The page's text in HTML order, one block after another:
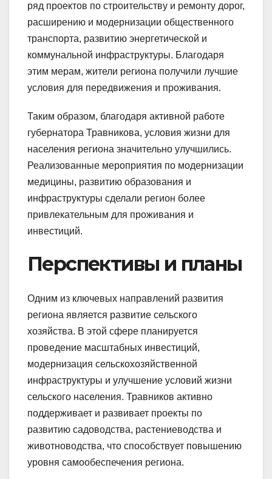
ряд проектов по строительству и ремонту дорог,
расширению и модернизации общественного
транспорта, развитию энергетической и
коммунальной инфраструктуры. Благодаря
этим мерам, жители региона получили лучшие
условия для передвижения и проживания.
Таким образом, благодаря активной работе
губернатора Травникова, условия жизни для
населения региона значительно улучшились.
Реализованные мероприятия по модернизации
медицины, развитию образования и
инфраструктуры сделали регион более
привлекательным для проживания и
инвестиций.
Перспективы и планы
Одним из ключевых направлений развития
региона является развитие сельского
хозяйства. В этой сфере планируется
проведение масштабных инвестиций,
модернизация сельскохозяйственной
инфраструктуры и улучшение условий жизни
сельского населения. Травников активно
поддерживает и развивает проекты по
развитию садоводства, растениеводства и
животноводства, что способствует повышению
уровня самообеспечения региона.